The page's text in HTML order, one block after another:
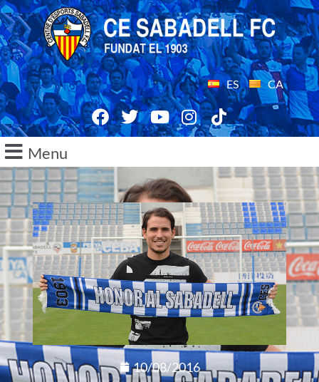
ES CA
Menu
10/08/2016